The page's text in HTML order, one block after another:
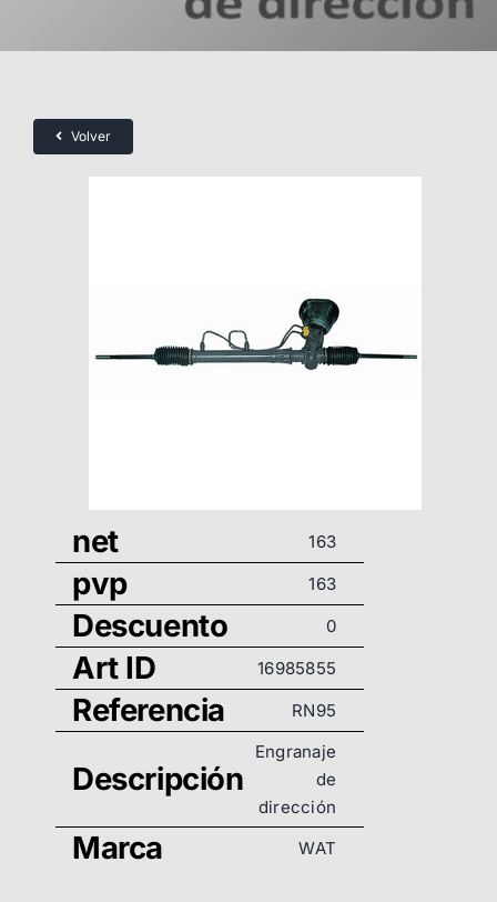
Volver
net 163
pvp 163
Descuento 0
Art ID 16985855
Referencia RN95
Descripción
Engranaje
de
dirección
Marca WAT